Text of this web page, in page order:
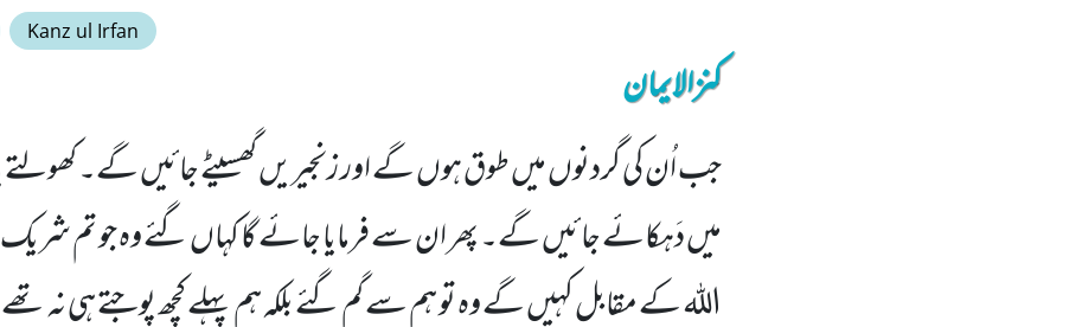
Kanz ul Irfan
کنزالایمان
جب اُن کی گردنوں میں طوق ہوں گے اور زنجیریں گھسیٹے جائیں گے۔ کھولتے
میں دَہکائے جائیں گے۔ پھر ان سے فرمایا جائے گا کہاں گئے وہ جو تم
اللہ کے مقابل کہیں گے وہ تو ہم سے گم گئے بلکہ ہم پہلے کچھ پوجتے ہی نہ تھے